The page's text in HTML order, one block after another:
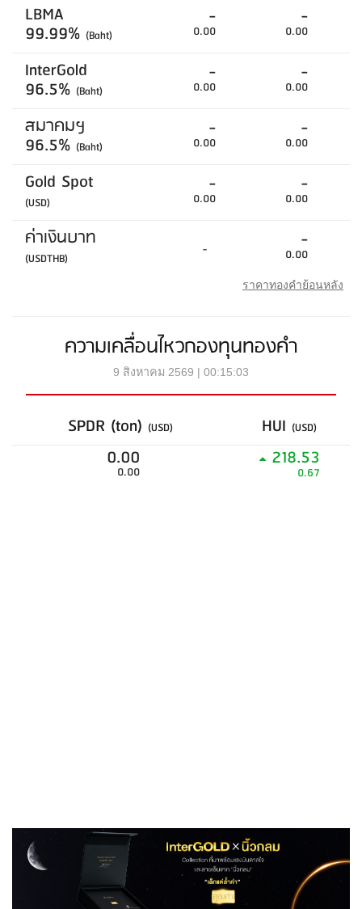
LBMA
99.99% (Baht)
-
0.00
-
0.00
InterGold
96.5% (Baht)
-
0.00
-
0.00
สมาคมฯ
96.5% (Baht)
-
0.00
-
0.00
Gold Spot
(USD)
-
0.00
-
0.00
ค่าเงินบาท
(USDTHB) - -
0.00
ราคาทองคำย้อนหลัง
ความเคลื่อนไหวกองทุนทองคำ
9 สิงหาคม 2569 | 00:15:03
SPDR (ton) (USD) HUI (USD)
0.00
0.00
218.53
0.67